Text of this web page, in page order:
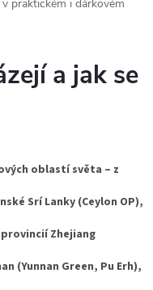
praktickém i dárkovém
a jak se
oblastí světa – z
Srí Lanky (Ceylon OP),
Zhejiang
(Yunnan Green, Pu Erh),